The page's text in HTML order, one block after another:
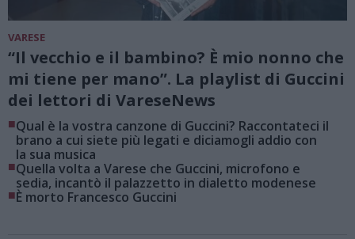
VARESE
“Il vecchio e il bambino? È mio nonno che
mi tiene per mano”. La playlist di Guccini
dei lettori di VareseNews
■Qual è la vostra canzone di Guccini? Raccontateci il
brano a cui siete più legati e diciamogli addio con
la sua musica
■Quella volta a Varese che Guccini, microfono e
sedia, incantò il palazzetto in dialetto modenese
■È morto Francesco Guccini